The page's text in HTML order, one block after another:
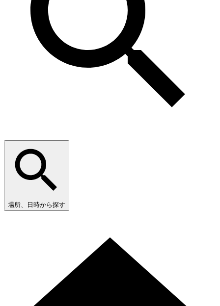
場所、日時から探す